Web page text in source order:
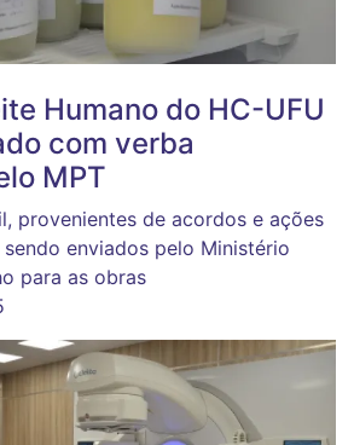
Humano do HC-UFU
com verba
MPT
provenientes de acordos e ações
enviados pelo Ministério
para as obras